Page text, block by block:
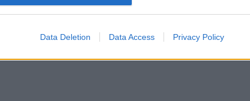
Data Deletion Data Access Privacy Policy